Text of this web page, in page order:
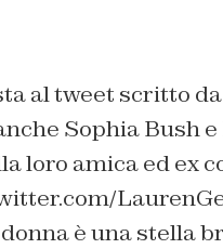
al tweet scritto
Sophia Bush
loro amica ed ex
è una stella